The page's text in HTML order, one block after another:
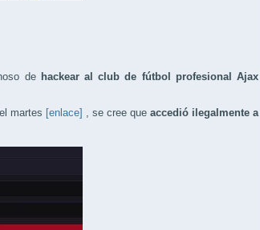
de hackear al club de fútbol profesional Ajax
martes [enlace] , se cree que accedió ilegalmente a